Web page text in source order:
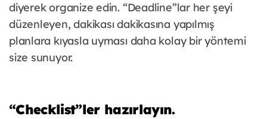
diyerek organize edin. “Deadline”lar her şeyi
düzenleyen, dakikası dakikasına yapılmış
planlara kıyasla uyması daha kolay bir yöntemi
size sunuyor.
“Checklist”ler hazırlayın.